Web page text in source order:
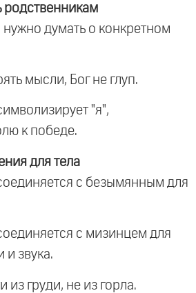
думать о конкретном
мысли, Бог не глуп.
"я",
к победе.
для тела
с безымянным для
с мизинцем для
и звука.
из груди, не из горла.